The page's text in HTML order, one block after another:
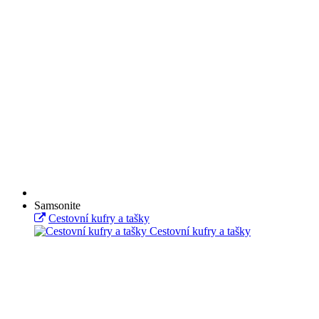
Samsonite
Cestovní kufry a tašky
Cestovní kufry a tašky